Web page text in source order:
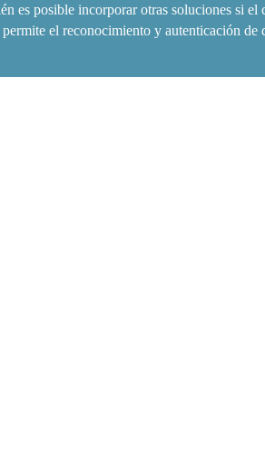
es posible incorporar otras soluciones si
el reconocimiento y autenticación